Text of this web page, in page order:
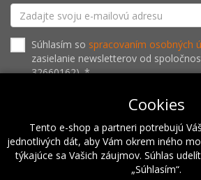
Súhlasím so spracovaním osobných
zasielanie newsletterov od
32660162). *
O nás Naše hodnoty
Kalendár podujatí
Cookies
Tento e-shop a partneri potrebujú Váš
jednotlivých dát, aby Vám okrem iného
týkajúce sa Vašich záujmov. Súhlas
„Súhlasím“.